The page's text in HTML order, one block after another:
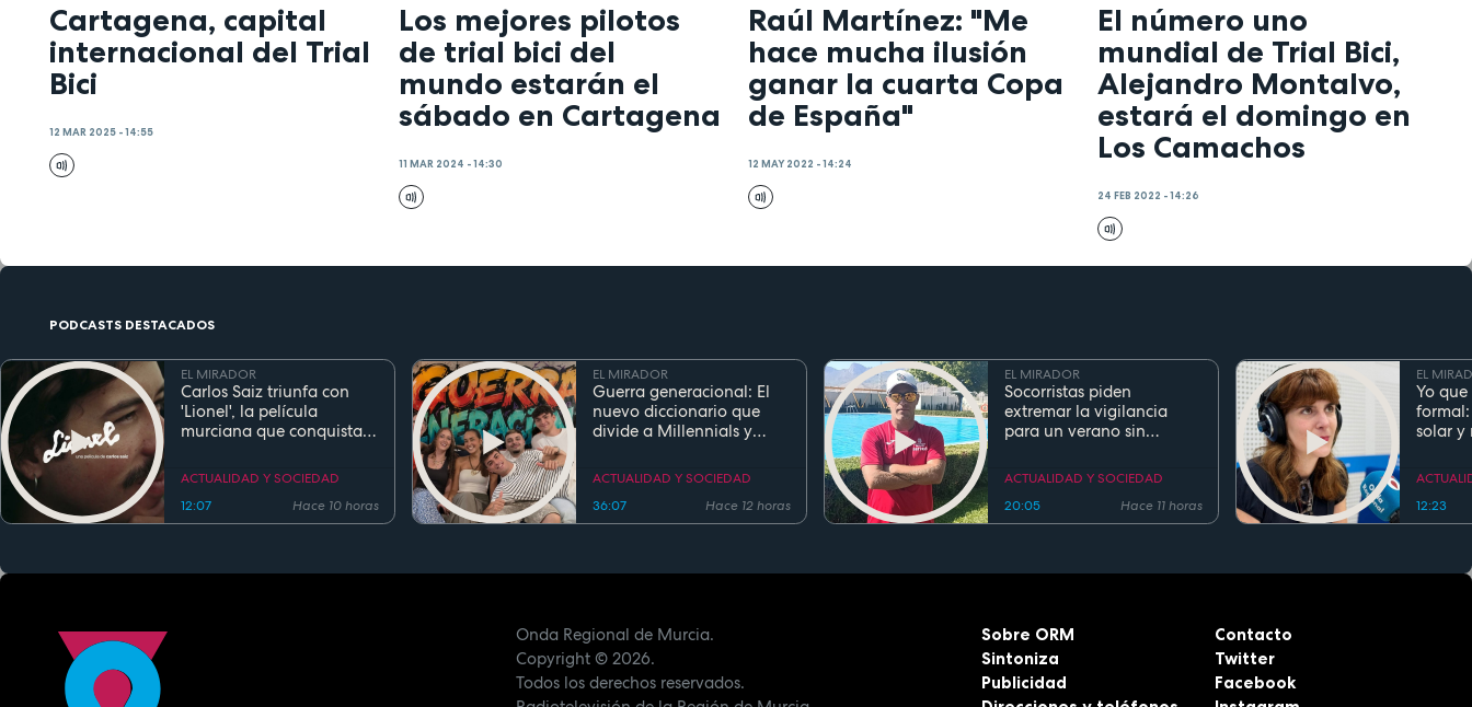
Cartagena, capital
internacional del Trial
Bici
12 MAR 2025 - 14:55
Los mejores pilotos
de trial bici del
mundo estarán el
sábado en Cartagena
11 MAR 2024 - 14:30
Raúl Martínez: "Me
hace mucha ilusión
ganar la cuarta Copa
de España"
12 MAY 2022 - 14:24
El número uno
mundial de Trial Bici,
Alejandro Montalvo,
estará el domingo en
Los Camachos
24 FEB 2022 - 14:26
PODCASTS DESTACADOS
EL MIRADOR
Carlos Saiz triunfa con
'Lionel', la película
murciana que conquista
estreno
ACTUALIDAD Y SOCIEDAD
12:07
Hace 10 horas
EL MIRADOR
Guerra generacional: El
nuevo diccionario que
divide a Millennials y
ACTUALIDAD Y SOCIEDAD
36:07
Hace 12 horas
EL MIRADOR
Socorristas piden
extremar la vigilancia
para un verano sin
regla de los 5 segundos
ACTUALIDAD Y SOCIEDAD
20:05
Hace 11 horas
EL
Yo
solar y
12:23
Onda Regional de Murcia.
Copyright© 2026.
Todos los derechos reservados.
Sobre ORM
Sintoniza
Publicidad
Contacto
Twitter
Facebook